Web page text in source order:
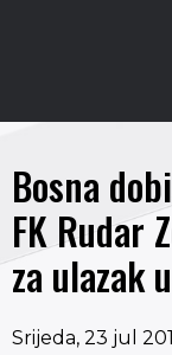
Bosna
FK Rudar
za ulazak
Srijeda, 23 jul